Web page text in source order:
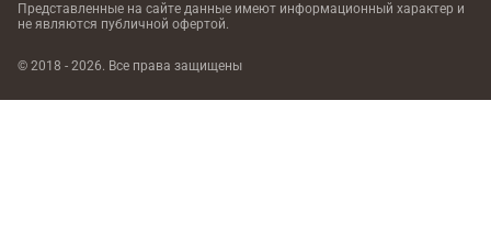
Представленные на сайте данные имеют информационный характер и
не являются публичной офертой.
© 2018 - 2026. Все права защищены